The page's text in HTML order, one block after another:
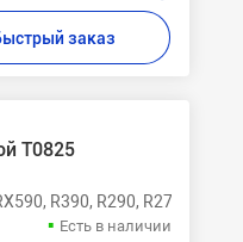
заказ
T0825
R390, R290, R270
Есть в наличии